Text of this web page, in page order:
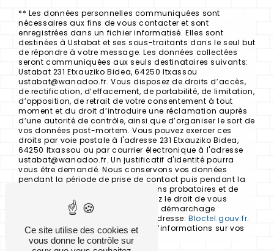
** Les données personnelles communiquées sont
nécessaires aux fins de vous contacter et sont
enregistrées dans un fichier informatisé. Elles sont
destinées à Ustabat et ses sous-traitants dans le seul but
de répondre à votre message. Les données collectées
seront communiquées aux seuls destinataires suivants:
Ustabat 231 Etxauziko Bidea, 64250 Itxassou
ustabat@wanadoo.fr. Vous disposez de droits d’accès,
de rectification, d’effacement, de portabilité, de limitation,
d’opposition, de retrait de votre consentement à tout
moment et du droit d’introduire une réclamation auprès
d’une autorité de contrôle, ainsi que d’organiser le sort de
vos données post-mortem. Vous pouvez exercer ces
droits par voie postale à l'adresse 231 Etxauziko Bidea,
64250 Itxassou ou par courrier électronique à l'adresse
ustabat@wanadoo.fr. Un justificatif d'identité pourra
vous être demandé. Nous conservons vos données
pendant la période de prise de contact puis pendant la
durée de prescription légale aux fins probatoires et de
gestion des contentieux. Vous avez le droit de vous
inscrire sur la liste d'opposition au démarchage
téléphonique, disponible à cette adresse:Bloctel.gouv.fr.
Consultez le site cnil.fr pour plus d’informations sur vos
droits.
Ce site utilise des cookies et
vous donne le contrôle sur